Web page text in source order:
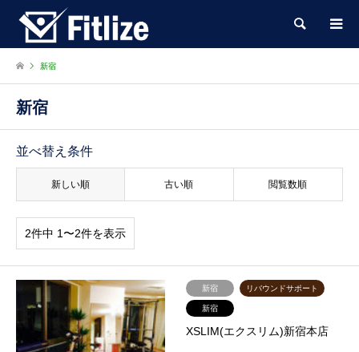
検索
新宿
新宿
並べ替え条件
新しい順 古い順 閲覧数順
2件中 1〜2件を表示
新宿 リバウンドサポート
新宿
XSLIM(エクスリム)新宿本店